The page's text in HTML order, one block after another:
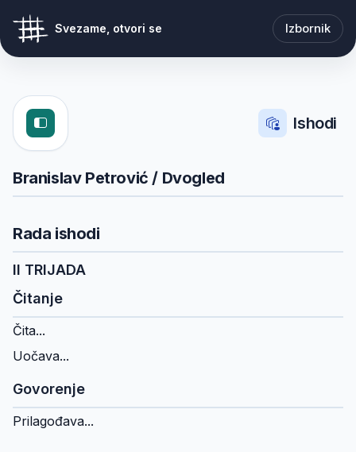
Svezame, otvori se Izbornik
Ishodi
Branislav Petrović / Dvogled
Rada ishodi
II TRIJADA
Čitanje
Čita...
Uočava...
Govorenje
Prilagođava...